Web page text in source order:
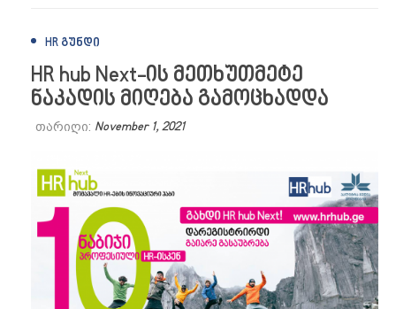
HR ᲒᲣᲜᲓᲘ
HR hub Next-ის მეთხუთმეტე
ნაკადის მიღება გამოცხადდა
თარიღი: November 1, 2021